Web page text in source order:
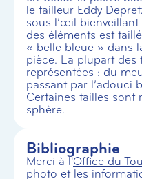
le tailleur Eddy
sous l’œil
des éléments est
« belle bleue » dans
pièce. La plupart
représentées : du
passant par l’adouci
Certaines tailles sont
sphère.
Bibliographie
Merci à l'Office du
photo et les